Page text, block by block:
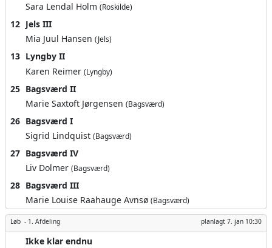
Sara Lendal Holm (Roskilde)
12 Jels III
Mia Juul Hansen (Jels)
13 Lyngby II
Karen Reimer (Lyngby)
25 Bagsværd II
Marie Saxtoft Jørgensen (Bagsværd)
26 Bagsværd I
Sigrid Lindquist (Bagsværd)
27 Bagsværd IV
Liv Dolmer (Bagsværd)
28 Bagsværd III
Marie Louise Raahauge Avnsø (Bagsværd)
Løb - 1. Afdeling planlagt 7. jan 10:30
Ikke klar endnu